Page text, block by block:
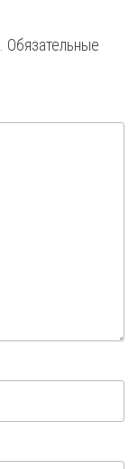
Обязательные